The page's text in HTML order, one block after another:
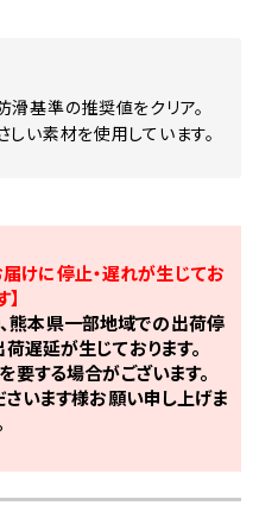
滑基準の推奨値をクリア。
い素材を使用しています。
けに停止・遅れが生じてお
熊本県一部地域での出荷停
遅延が生じております。
する場合がございます。
さいます様お願い申し上げま